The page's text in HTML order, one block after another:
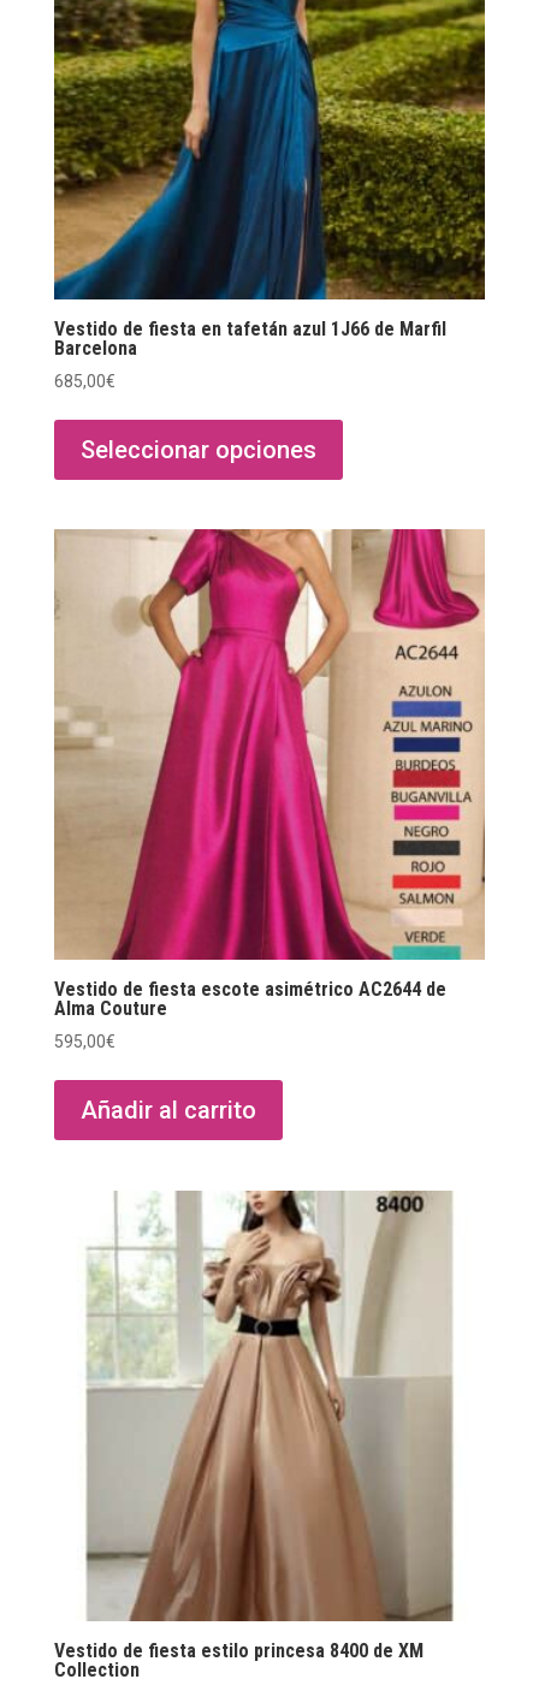
Vestido de fiesta en tafetán azul 1J66 de Marfil
Barcelona
685,00€
Seleccionar opciones
tiene
variantes.
opciones
se
elegir
página
producto
Vestido de fiesta escote asimétrico AC2644 de
Alma Couture
595,00€
Añadir al carrito
Vestido de fiesta estilo princesa 8400 de XM
Collection